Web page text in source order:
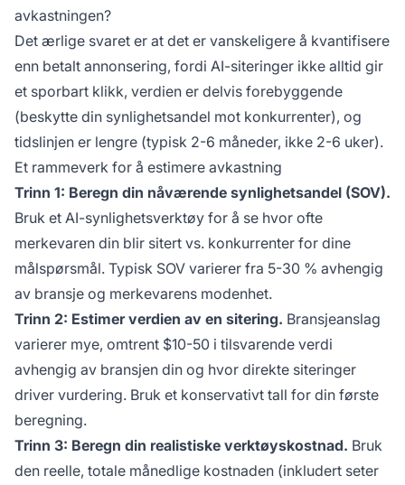
avkastningen?
Det ærlige svaret er at det er vanskeligere å kvantifisere
enn betalt annonsering, fordi AI-siteringer ikke alltid gir
et sporbart klikk, verdien er delvis forebyggende
(beskytte din synlighetsandel mot konkurrenter), og
tidslinjen er lengre (typisk 2-6 måneder, ikke 2-6 uker).
Et rammeverk for å estimere avkastning
Trinn 1: Beregn din nåværende synlighetsandel (SOV).
Bruk et AI-synlighetsverktøy for å se hvor ofte
merkevaren din blir sitert vs. konkurrenter for dine
målspørsmål. Typisk SOV varierer fra 5-30 % avhengig
av bransje og merkevarens modenhet.
Trinn 2: Estimer verdien av en sitering. Bransjeanslag
varierer mye, omtrent $10-50 i tilsvarende verdi
avhengig av bransjen din og hvor direkte siteringer
driver vurdering. Bruk et konservativt tall for din første
beregning.
Trinn 3: Beregn din realistiske verktøyskostnad. Bruk
den reelle, totale månedlige kostnaden (inkludert seter